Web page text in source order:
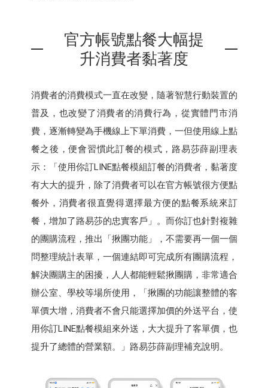
官方帳號點餐大幅提
升消費者黏著度
消費者的消費模式一直在改變，隨著智慧行動裝置的
普及，也改變了消費者的消費行為，從實體門市消
費，逐漸轉變為手機線上下單消費，一但使用線上點
餐之後，便會習慣此訂餐的模式，路易莎薛副理表
示：「使用你訂LINE點餐模組訂餐的消費者，黏著度
有大大的提升，除了消費者可以在官方帳號很方便點
餐外，消費者很直覺得選擇最方便的點餐系統來訂
餐，增加了路易莎的忠實客戶」。而你訂也針對複雜
的團購流程，推出「揪團功能」，不需要再一個一個
問整理統計表單，一個連結即可完成所有團購流程，
解決團購主的困擾，人人都能輕鬆揪團購，非常適合
辦公室、學校等場所使用，「揪團的功能讓整體的客
單價大增，消費者不會只能選擇加價的外送平台，使
用你訂LINE點餐模組來外送，大大提升了客單價，也
提升了總體的營業額。」路易莎薛副理補充說明。